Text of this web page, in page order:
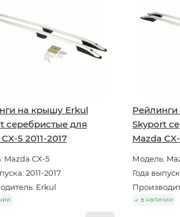
на крышу Erkul
серебристые для
5 2011-2017
Mazda CX-5
2011-2017
Erkul
Skyport
Mazda
Модель:
Года
в наличии